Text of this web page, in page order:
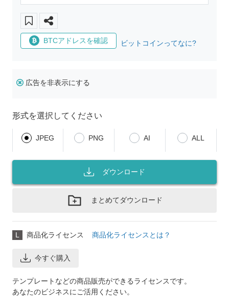
BTCアドレスを確認 ビットコインってなに?
広告を非表示にする
形式を選択してください
JPEG PNG AI ALL
ダウンロード
まとめてダウンロード
L 商品化ライセンス 商品化ライセンスとは？
今すぐ購入
テンプレートなどの商品販売ができるライセンスです。
あなたのビジネスにご活用ください。